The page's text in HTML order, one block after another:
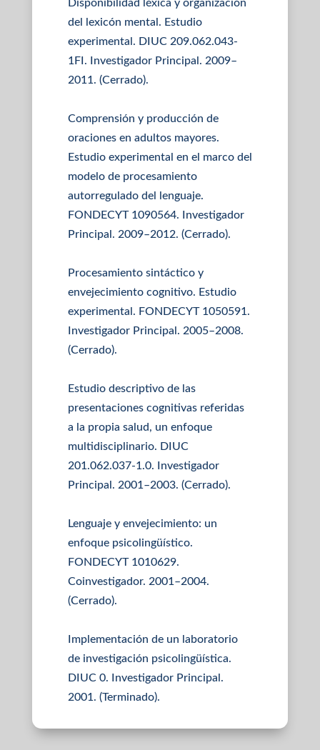
Disponibilidad léxica y organización
del lexicón mental. Estudio
experimental. DIUC 209.062.043-
1FI. Investigador Principal. 2009–
2011. (Cerrado).
Comprensión y producción de
oraciones en adultos mayores.
Estudio experimental en el marco del
modelo de procesamiento
autorregulado del lenguaje.
FONDECYT 1090564. Investigador
Principal. 2009–2012. (Cerrado).
Procesamiento sintáctico y
envejecimiento cognitivo. Estudio
experimental. FONDECYT 1050591.
Investigador Principal. 2005–2008.
(Cerrado).
Estudio descriptivo de las
presentaciones cognitivas referidas
a la propia salud, un enfoque
multidisciplinario. DIUC
201.062.037-1.0. Investigador
Principal. 2001–2003. (Cerrado).
Lenguaje y envejecimiento: un
enfoque psicolingüístico.
FONDECYT 1010629.
Coinvestigador. 2001–2004.
(Cerrado).
Implementación de un laboratorio
de investigación psicolingüística.
DIUC 0. Investigador Principal.
2001. (Terminado).